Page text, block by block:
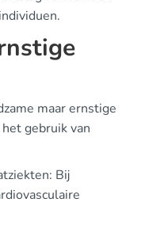
maar ernstige
gebruik van
Bij